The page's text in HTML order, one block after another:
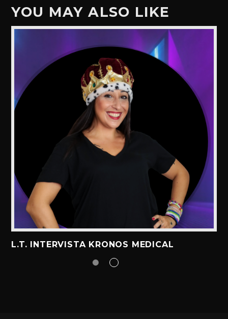
YOU MAY ALSO LIKE
L.T. INTERVISTA KRONOS MEDICAL